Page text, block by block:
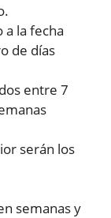
a la fecha
de días
entre 7
serán los
semanas y